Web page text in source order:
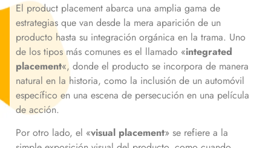
El product placement abarca una amplia gama de
estrategias que van desde la mera aparición de un
producto hasta su integración orgánica en la trama. Uno
de los tipos más comunes es el llamado «integrated
placement«, donde el producto se incorpora de manera
natural en la historia, como la inclusión de un automóvil
específico en una escena de persecución en una película
de acción.
Por otro lado, el «visual placement» se refiere a la